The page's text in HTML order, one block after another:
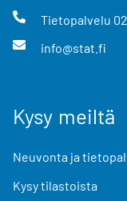
Tietopalvelu
info@stat.fi
Kysy meiltä
Neuvonta ja
Kysy tilastoista